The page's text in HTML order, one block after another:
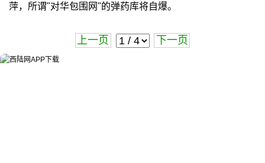
萍，所谓"对华包围网"的弹药库将自爆。
上一页 下一页